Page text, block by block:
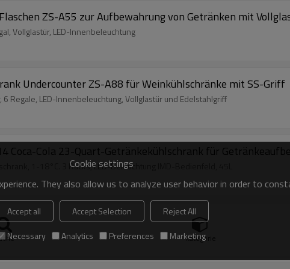
ZS-A55 zur Aufbewahrung von Getränken mit
Vollglastür, LED-Innenbeleuchtung
Undercounter ZS-A88 für Weinkühlschränke mit SS-Griff
Regale, LED-Innenbeleuchtung, Vollglastür und Edelstahlgriff
Coca-Cola 23-Quart-Getränkekühlschrank für
1-18°C. 3 Racks, LED-Beleuchtung IMD-Bedienfeld, 45L
ZS-A48 für die Weinlagerung mit Buchenholzregal
LED-Beleuchtung, IMD-Bedienfeld, freistehend, 45 l
Kategorie
Cookie settings
They also allow us to analyze user behavior in order to
Accept all Accept Selection
Reject All
Necessary
Analytics Preferences Marketing